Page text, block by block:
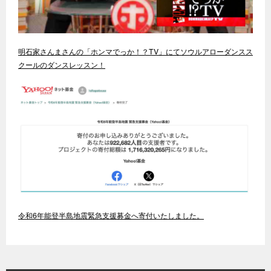
明石家さんまさんの「ホンマでっか！？TV」にてソウルアローダンスス
クールのダンスレッスン！
令和6年能登半島地震緊急支援募金へ寄付いたしました。